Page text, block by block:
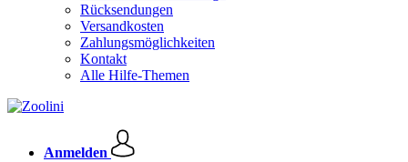
Rücksendungen
Versandkosten
Zahlungsmöglichkeiten
Kontakt
Alle Hilfe-Themen
Anmelden